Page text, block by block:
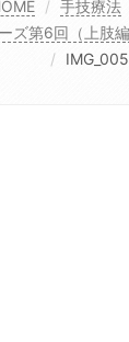
手技療法
ズ第6回（上肢